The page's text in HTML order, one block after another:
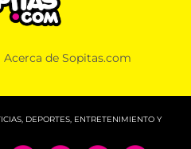
Acerca de Sopitas.com
DEPORTES, ENTRETENIMIENTO Y